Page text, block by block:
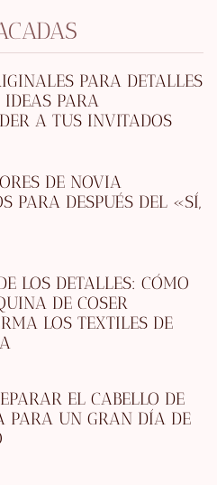
PARA DETALLES
IDEAS PARA
A TUS INVITADOS
DE NOVIA
PARA DESPUÉS DEL «SÍ,
LOS DETALLES: CÓMO
DE COSER
LOS TEXTILES DE
EL CABELLO DE
PARA UN GRAN DÍA DE